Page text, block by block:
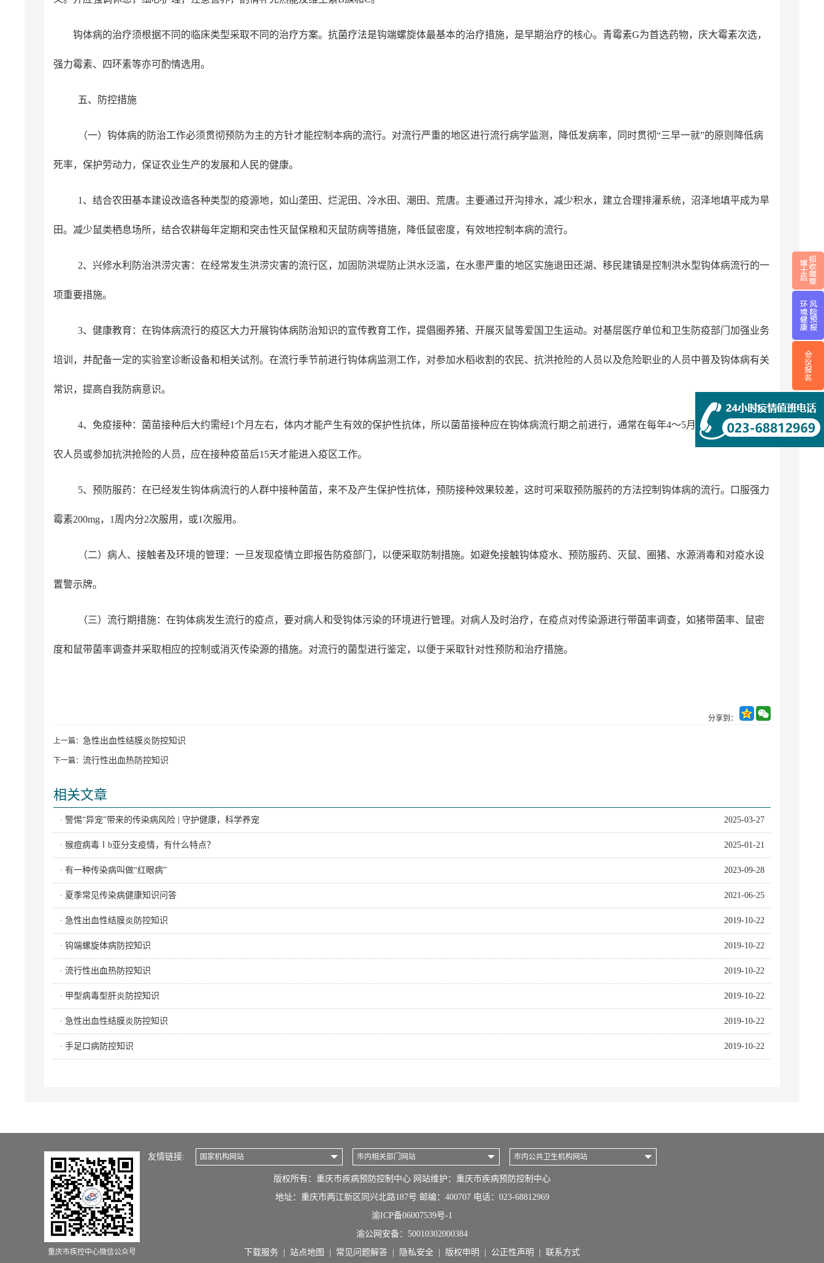
钩体病的治疗须根据不同的临床类型采取不同的治疗方案。抗菌疗法是钩端螺旋体最基本的治疗措施，是早期治疗的核心。青霉素G为首选药物，庆大霉素次选，
强力霉素、四环素等亦可酌情选用。
五、防控措施
（一）钩体病的防治工作必须贯彻预防为主的方针才能控制本病的流行。对流行严重的地区进行流行病学监测，降低发病率，同时贯彻“三早一就”的原则降低病
死率，保护劳动力，保证农业生产的发展和人民的健康。
1、结合农田基本建设改造各种类型的疫源地，如山垄田、烂泥田、冷水田、潮田、荒唐。主要通过开沟排水，减少积水，建立合理排灌系统，沼泽地填平成为旱
田。减少鼠类栖息场所，结合农耕每年定期和突击性灭鼠保粮和灭鼠防病等措施，降低鼠密度，有效地控制本病的流行。
2、兴修水利防治洪涝灾害：在经常发生洪涝灾害的流行区，加固防洪堤防止洪水泛滥，在水患严重的地区实施退田还湖、移民建镇是控制洪水型钩体病流行的一
项重要措施。
3、健康教育：在钩体病流行的疫区大力开展钩体病防治知识的宣传教育工作，提倡圈养猪、开展灭鼠等爱国卫生运动。对基层医疗单位和卫生防疫部门加强业务
培训，并配备一定的实验室诊断设备和相关试剂。在流行季节前进行钩体病监测工作，对参加水稻收割的农民、抗洪抢险的人员以及危险职业的人员中普及钩体病有关
常识，提高自我防病意识。
4、免疫接种：菌苗接种后大约需经1个月左右，体内才能产生有效的保护性抗体，所以菌苗接种应在钩体病流行期之前进行，通常在每年4～5月份进行。对于支
农人员或参加抗洪抢险的人员，应在接种疫苗后15天才能进入疫区工作。
5、预防服药：在已经发生钩体病流行的人群中接种菌苗，来不及产生保护性抗体，预防接种效果较差，这时可采取预防服药的方法控制钩体病的流行。口服强力
霉素200mg，1周内分2次服用，或1次服用。
（二）病人、接触者及环境的管理：一旦发现疫情立即报告防疫部门，以便采取防制措施。如避免接触钩体疫水、预防服药、灭鼠、圈猪、水源消毒和对疫水设
置警示牌。
（三）流行期措施：在钩体病发生流行的疫点，要对病人和受钩体污染的环境进行管理。对病人及时治疗，在疫点对传染源进行带菌率调查，如猪带菌率、鼠密
度和鼠带菌率调查并采取相应的控制或消灭传染源的措施。对流行的菌型进行鉴定，以便于采取针对性预防和治疗措施。
分享到：
上一篇： 急性出血性结膜炎防控知识
下一篇： 流行性出血热防控知识
相关文章
· 警惕“异宠”带来的传染病风险 | 守护健康，科学养宠 2025-03-27
· 猴痘病毒Ⅰb亚分支疫情，有什么特点？ 2025-01-21
· 有一种传染病叫做“红眼病” 2023-09-28
· 夏季常见传染病健康知识问答 2021-06-25
· 急性出血性结膜炎防控知识 2019-10-22
· 钩端螺旋体病防控知识 2019-10-22
· 流行性出血热防控知识 2019-10-22
· 甲型病毒型肝炎防控知识 2019-10-22
· 急性出血性结膜炎防控知识 2019-10-22
· 手足口病防控知识 2019-10-22
友情链接: 国家机构网站 市内相关部门网站 市内公共卫生机构网站
重庆市疾控中心微信公众号
版权所有：重庆市疾病预防控制中心 网站维护：重庆市疾病预防控制中心
地址：重庆市两江新区同兴北路187号 邮编：400707 电话：023-68812969
渝ICP备06007539号-1
渝公网安备： 50010302000384
下载服务
站点地图 常见问题解答 隐私安全 版权申明 公正性声明 联系方式